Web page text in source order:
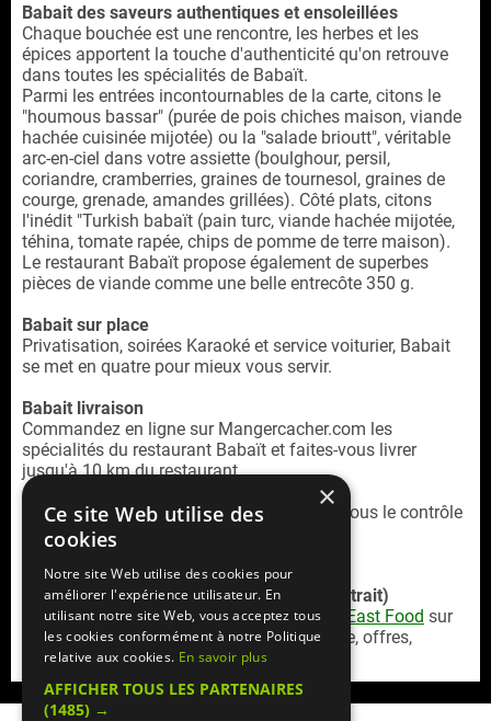
Babait des saveurs authentiques et ensoleillées
Chaque bouchée est une rencontre, les herbes et les
épices apportent la touche d'authenticité qu'on retrouve
dans toutes les spécialités de Babaït.
Parmi les entrées incontournables de la carte, citons le
"houmous bassar" (purée de pois chiches maison, viande
hachée cuisinée mijotée) ou la "salade brioutt", véritable
arc-en-ciel dans votre assiette (boulghour, persil,
coriandre, cramberries, graines de tournesol, graines de
courge, grenade, amandes grillées). Côté plats, citons
l'inédit "Turkish babaït (pain turc, viande hachée mijotée,
téhina, tomate rapée, chips de pomme de terre maison).
Le restaurant Babaït propose également de superbes
pièces de viande comme une belle entrecôte 350 g.
Babait sur place
Privatisation, soirées Karaoké et service voiturier, Babait
se met en quatre pour mieux vous servir.
Babait livraison
Commandez en ligne sur Mangercacher.com les
spécialités du restaurant Babaït et faites-vous livrer
jusqu'à 10 km du restaurant.
Babaït Levallois est un restaurant cacher sous le contrôle
du Beth-Din de Paris.
Service commande en ligne (livraison / retrait)
Retrouvez lacarte livraison Babaït Middle East Food sur
la plateformeMangercacher.com(cagnotte, offres,
paiement en ligne sécurisé)
×
Ce site Web utilise des
cookies
Notre site Web utilise des cookies pour
améliorer l'expérience utilisateur. En
utilisant notre site Web, vous acceptez tous
les cookies conformément à notre Politique
relative aux cookies. En savoir plus
AFFICHER TOUS LES PARTENAIRES
(1485) →